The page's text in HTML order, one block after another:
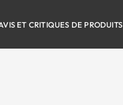
ET CRITIQUES DE PRODUITS